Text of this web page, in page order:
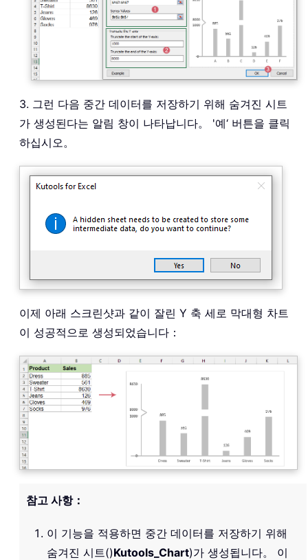
3. 그런 다음 중간 데이터를 저장하기 위해 숨겨진 시트
가 생성된다는 알림 창이 나타납니다。 '예‘ 버튼을 클릭
하십시오。
이제 아래 스크린샷과 같이 잘린 Y 축 세로 막대형 차트
이 성공적으로 생성되었습니다：
참고 사항：
이 기능을 적용하면 중간 데이터를 저장하기 위해
숨겨진 시트()Kutools_Chart)가 생성됩니다。 이